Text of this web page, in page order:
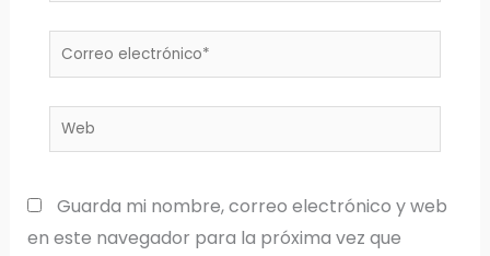
Correo
electrónico*
Web
Guarda mi nombre, correo electrónico y web
en este navegador para la próxima vez que